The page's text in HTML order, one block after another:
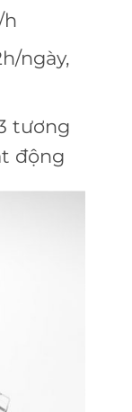
h
ngày,
tương
động